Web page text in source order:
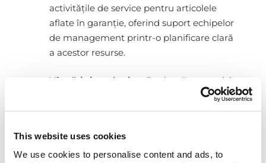
This website uses cookies
We use cookies to personalise content and ads, to
activitățile de service pentru articolele
aflate în garanție, oferind suport echipelor
de management printr-o planificare clară
a acestor resurse.
Vânzări și marketing
: Reglează cu precizie
eforturile de marketing pentru a viza
publicul potrivit și pentru a optimiza
clienților.